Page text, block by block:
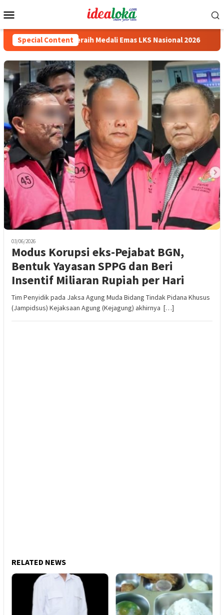
to
Menu
Special Content
Siswa Peraih Medali Emas LKS Nasional 2026 Cabai
03/06/2026
Modus Korupsi eks-Pejabat BGN,
Bentuk Yayasan SPPG dan Beri
Insentif Miliaran Rupiah per Hari
Tim Penyidik pada Jaksa Agung Muda Bidang Tindak Pidana Khusus
(Jampidsus) Kejaksaan Agung (Kejagung) akhirnya […]
RELATED NEWS